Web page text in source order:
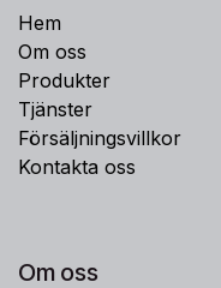
Hem
Om oss
Produkter
Tjänster
Försäljningsvillkor
Kontakta oss
Om oss